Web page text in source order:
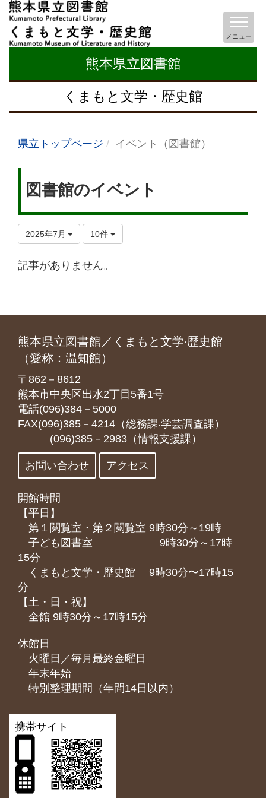
熊本県立図書館
くまもと文学・歴史館
メニュー
県立トップページ イベント（図書館）
図書館のイベント
2025年7月 10件
記事がありません。
熊本県立図書館／くまもと文学‧歴史館
（愛称：温知館）
〒862－8612
熊本市中央区出水2丁目5番1号
電話(096)384－5000
FAX(096)385－4214（総務課‧学芸調査課）
(096)385－2983（情報支援課）
お問い合わせ アクセス
開館時間
【平日】
第１閲覧室・第２閲覧室 9時30分～19時
子ども図書室 9時30分～17時
15分
くまもと⽂学・歴史館 9時30分〜17時15
分
【土・日・祝】
全館 9時30分～17時15分
休館日
火曜日／毎月最終金曜日
年末年始
特別整理期間（年間14日以内）
携帯サイト